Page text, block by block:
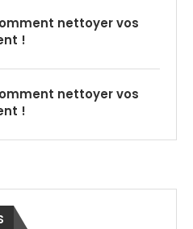
nettoyer vos
!
nettoyer vos
!